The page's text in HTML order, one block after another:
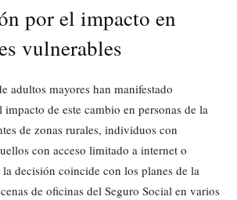
por el impacto en
vulnerables
adultos mayores han manifestado
impacto de este cambio en personas de la
de zonas rurales, individuos con
con acceso limitado a internet o
decisión coincide con los planes de la
de oficinas del Seguro Social en varios